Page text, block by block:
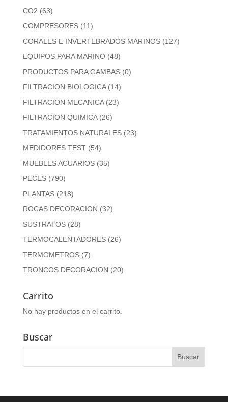
CO2 (63)
COMPRESORES (11)
CORALES E INVERTEBRADOS MARINOS (127)
EQUIPOS PARA MARINO (48)
PRODUCTOS PARA GAMBAS (0)
FILTRACION BIOLOGICA (14)
FILTRACION MECANICA (23)
FILTRACION QUIMICA (26)
TRATAMIENTOS NATURALES (23)
MEDIDORES TEST (54)
MUEBLES ACUARIOS (35)
PECES (790)
PLANTAS (218)
ROCAS DECORACION (32)
SUSTRATOS (28)
TERMOCALENTADORES (26)
TERMOMETROS (7)
TRONCOS DECORACION (20)
Carrito
No hay productos en el carrito.
Buscar